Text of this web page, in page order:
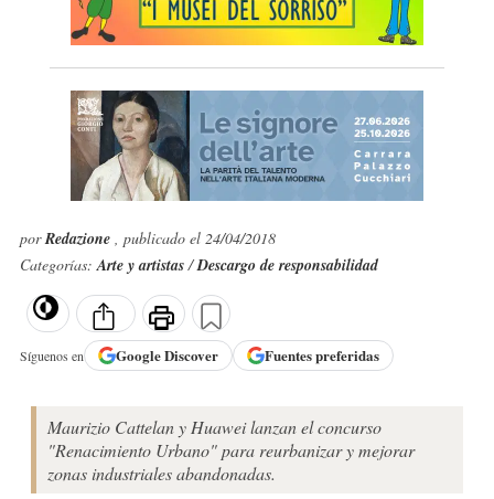
porRedazione , publicado el 24/04/2018
Categorías:Arte y artistas/Descargo de responsabilidad
Síguenos en GoogleDiscover Fuentes preferidas
Maurizio Cattelan y Huawei lanzan el concurso
"Renacimiento Urbano" para reurbanizar y mejorar
zonas industriales abandonadas.